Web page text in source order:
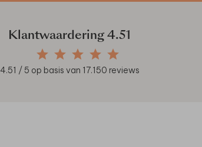
Klantwaardering4.51
4.51 / 5 op basis van 17.150 reviews